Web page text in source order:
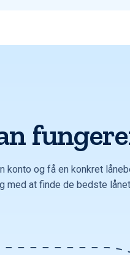
konto og få en konkret
med at finde de bedste